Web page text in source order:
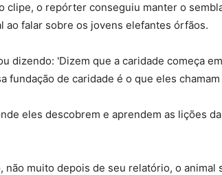
clipe, o repórter conseguiu manter o
ao falar sobre os jovens elefantes órfãos.
dizendo: 'Dizem que a caridade começa
fundação de caridade é o que eles chamam
eles descobrem e aprendem as lições
não muito depois de seu relatório, o animal